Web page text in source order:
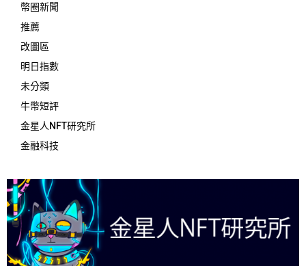
幣圈新聞
推薦
改圖區
明日指數
未分類
牛幣短評
金星人NFT研究所
金融科技